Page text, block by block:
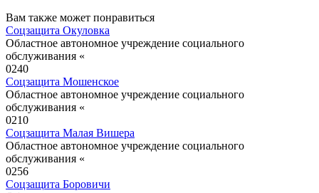
Вам также может понравиться
Соцзащита Окуловка
Областное автономное учреждение социального
обслуживания «
0240
Соцзащита Мошенское
Областное автономное учреждение социального
обслуживания «
0210
Соцзащита Малая Вишера
Областное автономное учреждение социального
обслуживания «
0256
Соцзащита Боровичи